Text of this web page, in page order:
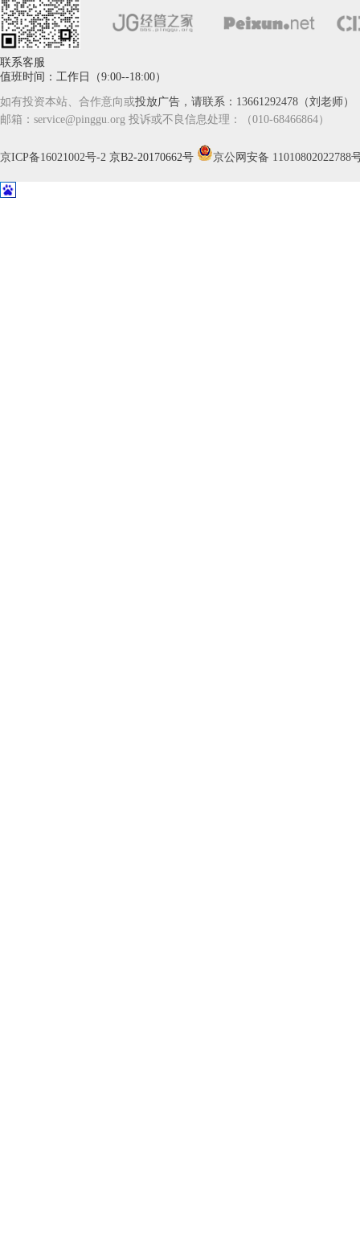
联系客服
值班时间：工作日（9:00--18:00）
如有投资本站、合作意向或投放广告，请联系：13661292478（刘老师）
邮箱：service@pinggu.org 投诉或不良信息处理：（010-68466864）
京ICP备16021002号-2 京B2-20170662号 京公网安备 11010802022788